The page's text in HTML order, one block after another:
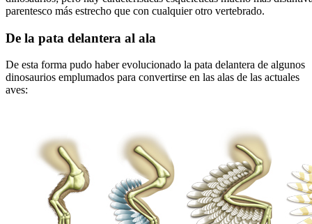
parentesco más estrecho que con cualquier otro vertebrado.
De la pata delantera al ala
De esta forma pudo haber evolucionado la pata delantera de algunos
dinosaurios emplumados para convertirse en las alas de las actuales
aves: